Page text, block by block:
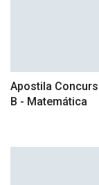
Apostila
B - Matemática